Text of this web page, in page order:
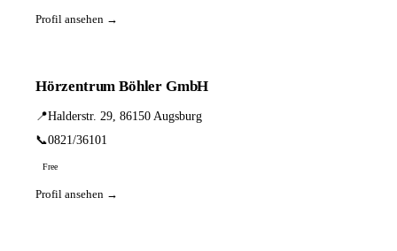
Profil ansehen →
Hörzentrum Böhler GmbH
📍Halderstr. 29, 86150 Augsburg
📞0821/36101
Free
Profil ansehen →